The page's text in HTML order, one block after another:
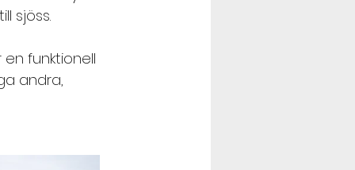
sjöss.
funktionell
andra,